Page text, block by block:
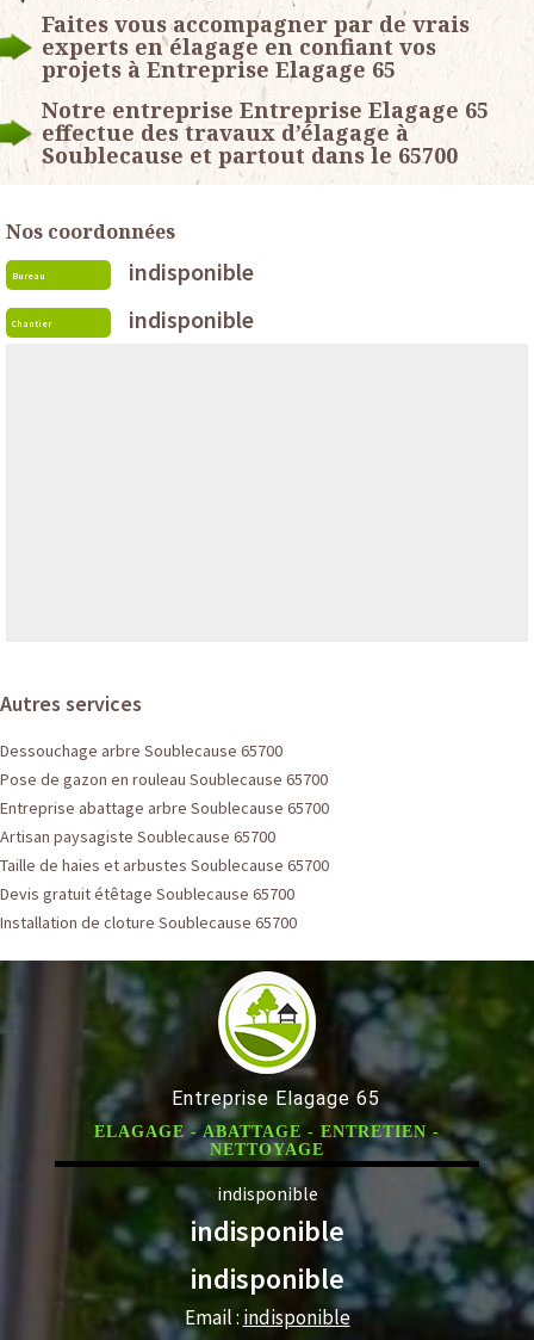
Faites vous accompagner par de vrais
experts en élagage en confiant vos
projets à Entreprise Elagage 65
Notre entreprise Entreprise Elagage 65
effectue des travaux d’élagage à
Soublecause et partout dans le 65700
Nos coordonnées
Bureau indisponible
Chantier indisponible
Autres services
Dessouchage arbre Soublecause 65700
Pose de gazon en rouleau Soublecause 65700
Entreprise abattage arbre Soublecause 65700
Artisan paysagiste Soublecause 65700
Taille de haies et arbustes Soublecause 65700
Devis gratuit étêtage Soublecause 65700
Installation de cloture Soublecause 65700
Entreprise Elagage 65
ELAGAGE - ABATTAGE - ENTRETIEN -
NETTOYAGE
indisponible
indisponible
indisponible
Email : indisponible